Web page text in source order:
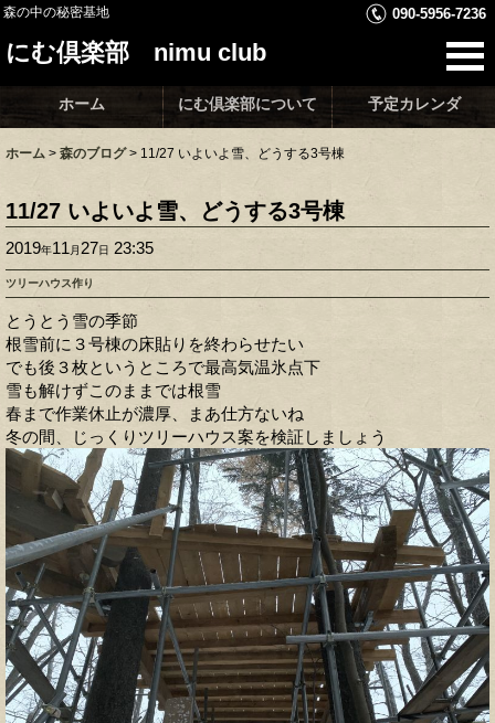
森の中の秘密基地 090-5956-7236
にむ倶楽部 nimu club
ホーム にむ倶楽部について 予定カレンダ
ホーム > 森のブログ > 11/27 いよいよ雪、どうする3号棟
11/27 いよいよ雪、どうする3号棟
2019年11月 27日 23:35
ツリーハウス作り
とうとう雪の季節
根雪前に３号棟の床貼りを終わらせたい
でも後３枚というところで最高気温氷点下
雪も解けずこのままでは根雪
春まで作業休止が濃厚、まあ仕方ないね
冬の間、じっくりツリーハウス案を検証しましょう